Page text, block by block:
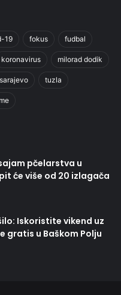
19 fokus fudbal
koronavirus milorad dodik
sarajevo tuzla
pčelarstva u
će više od 20 izlagača
Iskoristite vikend uz
gratis u Baškom Polju